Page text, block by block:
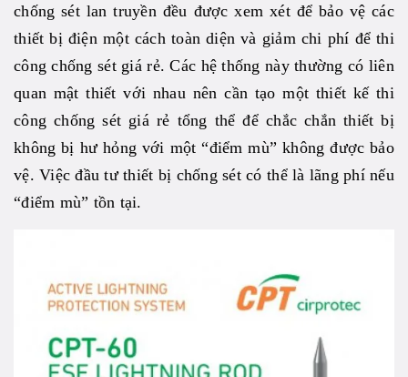
chống sét lan truyền đều được xem xét để bảo vệ các
thiết bị điện một cách toàn diện và giảm chi phí để thi
công chống sét giá rẻ. Các hệ thống này thường có liên
quan mật thiết với nhau nên cần tạo một thiết kế thi
công chống sét giá rẻ tổng thể để chắc chắn thiết bị
không bị hư hỏng với một “điểm mù” không được bảo
vệ. Việc đầu tư thiết bị chống sét có thể là lãng phí nếu
“điểm mù” tồn tại.